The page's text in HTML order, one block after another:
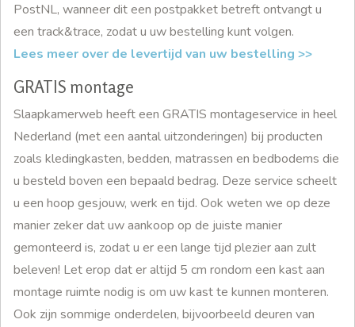
PostNL, wanneer dit een postpakket betreft ontvangt u
een track&trace, zodat u uw bestelling kunt volgen.
Lees meer over de levertijd van uw bestelling >>
GRATIS montage
Slaapkamerweb heeft een GRATIS montageservice in heel
Nederland (met een aantal uitzonderingen) bij producten
zoals kledingkasten, bedden, matrassen en bedbodems die
u besteld boven een bepaald bedrag. Deze service scheelt
u een hoop gesjouw, werk en tijd. Ook weten we op deze
manier zeker dat uw aankoop op de juiste manier
gemonteerd is, zodat u er een lange tijd plezier aan zult
beleven! Let erop dat er altijd 5 cm rondom een kast aan
montage ruimte nodig is om uw kast te kunnen monteren.
Ook zijn sommige onderdelen, bijvoorbeeld deuren van